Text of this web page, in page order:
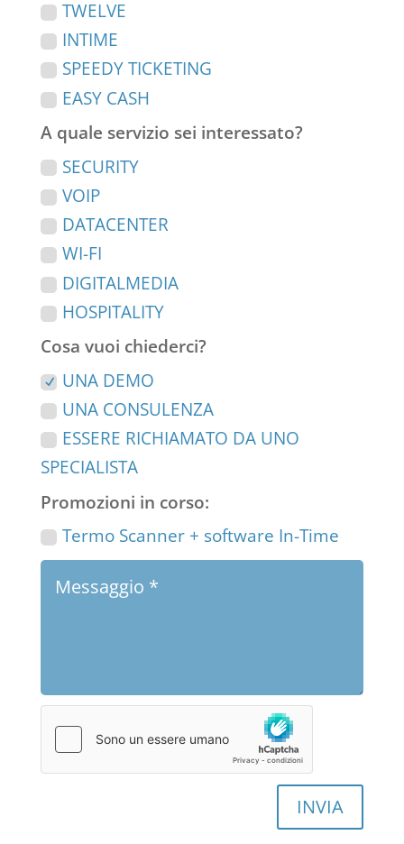
TWELVE
INTIME
SPEEDY TICKETING
EASY CASH
A quale servizio sei interessato?
SECURITY
VOIP
DATACENTER
WI-FI
DIGITALMEDIA
HOSPITALITY
Cosa vuoi chiederci?
UNA DEMO
UNA CONSULENZA
ESSERE RICHIAMATO DA UNO
SPECIALISTA
Promozioni in corso:
Termo Scanner + software In-Time
INVIA